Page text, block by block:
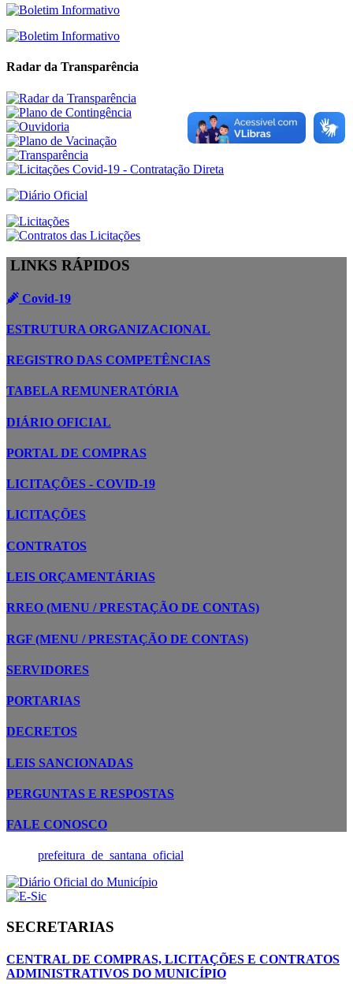
Radar da Transparência
LINKS RÁPIDOS
Covid-19
ESTRUTURA ORGANIZACIONAL
REGISTRO DAS COMPETÊNCIAS
TABELA REMUNERATÓRIA
DIÁRIO OFICIAL
PORTAL DE COMPRAS
LICITAÇÕES - COVID-19
LICITAÇÕES
CONTRATOS
LEIS ORÇAMENTÁRIAS
RREO (MENU / PRESTAÇÃO DE CONTAS)
RGF (MENU / PRESTAÇÃO DE CONTAS)
SERVIDORES
PORTARIAS
DECRETOS
LEIS SANCIONADAS
PERGUNTAS E RESPOSTAS
FALE CONOSCO
prefeitura_de_santana_oficial
SECRETARIAS
CENTRAL DE COMPRAS, LICITAÇÕES E CONTRATOS
ADMINISTRATIVOS DO MUNICÍPIO